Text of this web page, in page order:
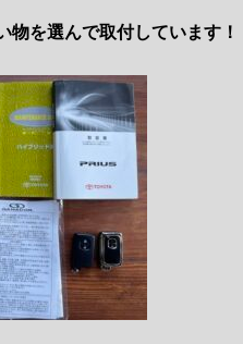
物を選んで取付しています！